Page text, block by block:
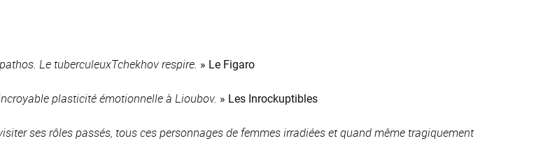
Le tuberculeuxTchekhov respire. » Le Figaro
plasticité émotionnelle à Lioubov. » Les Inrockuptibles
ses rôles passés, tous ces personnages de femmes irradiées et quand même tragiquement